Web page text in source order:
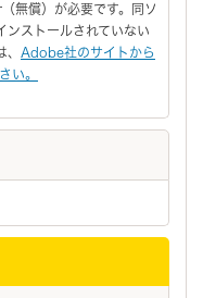
無償）が必要です。同ソ
ンストールされていない
、 Adobe社のサイトから
い。